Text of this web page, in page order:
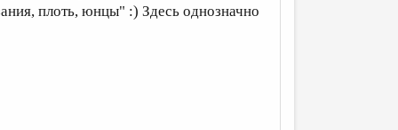
плоть, юнцы" :) Здесь однозначно